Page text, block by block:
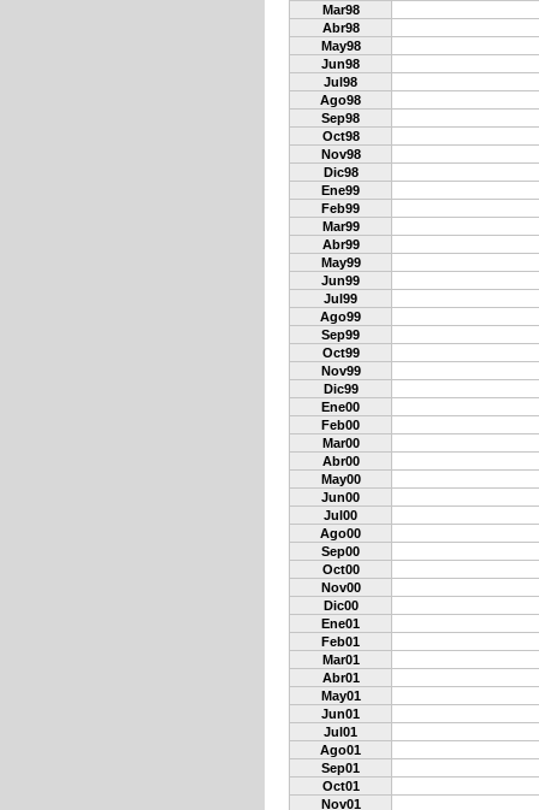
Mar98
Abr98
May98
Jun98
Jul98
Ago98
Sep98
Oct98
Nov98
Dic98
Ene99
Feb99
Mar99
Abr99
May99
Jun99
Jul99
Ago99
Sep99
Oct99
Nov99
Dic99
Ene00
Feb00
Mar00
Abr00
May00
Jun00
Jul00
Ago00
Sep00
Oct00
Nov00
Dic00
Ene01
Feb01
Mar01
Abr01
May01
Jun01
Jul01
Ago01
Sep01
Oct01
Nov01